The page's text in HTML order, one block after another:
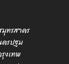
ทรสาคร
รปฐม
งเทพ